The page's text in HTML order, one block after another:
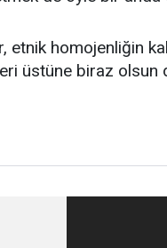
homojenliğin
üstüne biraz olsun